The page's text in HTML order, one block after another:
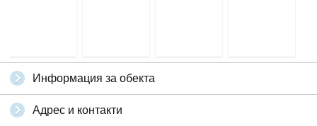
Информация за обекта
Адрес и контакти